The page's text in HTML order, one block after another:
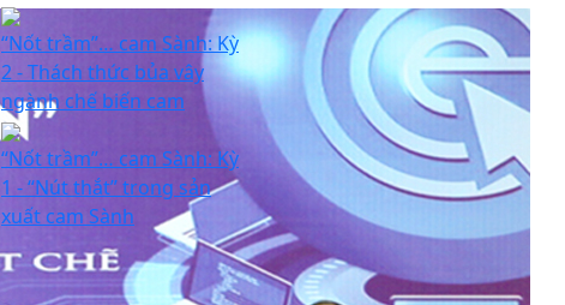
“Nốt trầm”… cam Sành: Kỳ
2 - Thách thức bủa vây
ngành chế biến cam
“Nốt trầm”… cam Sành: Kỳ
1 - “Nút thắt” trong sản
xuất cam Sành